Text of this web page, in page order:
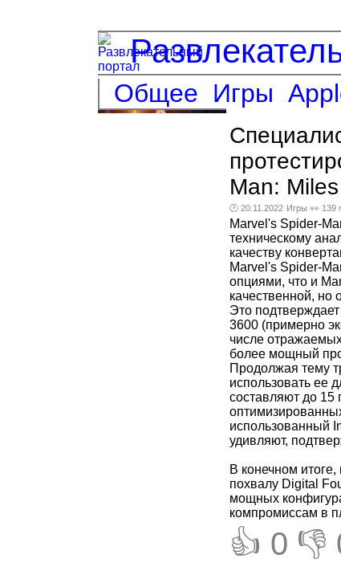
Общее Игры
Man:
🕑 20.11.2022 Игры 👀 139
Marvel's Spider-
техническому
качеству
Marvel's Spider-
опциями, что и
качественной, но
Это
3600 (примерно
числе
более мощный
Продолжая тему
использовать ее
составляют до 15
использованный
удивляют,
В конечном
похвалу Digital
мощных
компромиссам в
👍 0 👎